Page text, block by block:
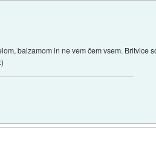
balzamom in ne vem čem vsem.